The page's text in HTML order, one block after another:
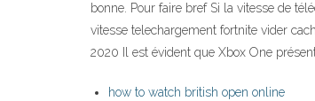
bonne. Pour faire bref Si la vitesse de
vitesse telechargement fortnite vider
2020 Il est évident que Xbox One
how to watch british open online